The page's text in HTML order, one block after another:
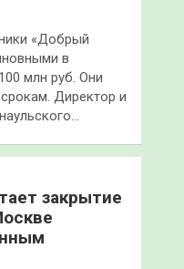
«Добрый
в
млн руб. Они
Директор и
закрытие